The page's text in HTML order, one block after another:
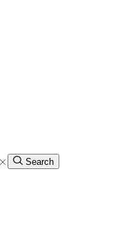
Search